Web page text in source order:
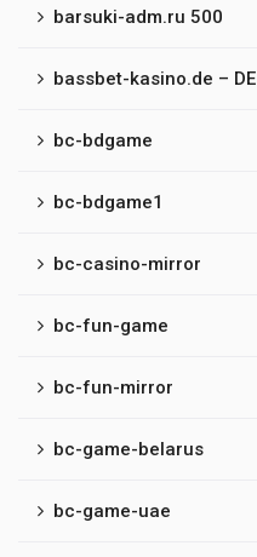
barsuki-adm.ru 500
bassbet-kasino.de – DE
bc-bdgame
bc-bdgame1
bc-casino-mirror
bc-fun-game
bc-fun-mirror
bc-game-belarus
bc-game-uae